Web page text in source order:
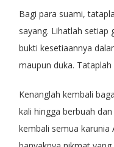
Bagi para suami,
sayang. Lihatlah setiap
bukti kesetiaannya
maupun duka.
Kenanglah kembali
kali hingga berbuah
kembali semua karunia